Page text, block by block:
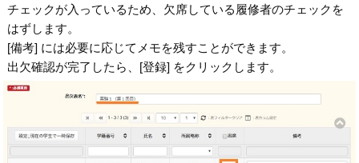
チェックが入っているため、欠席している履修者のチェックを
はずします。
[備考] には必要に応じてメモを残すことができます。
出欠確認が完了したら、[登録] をクリックします。